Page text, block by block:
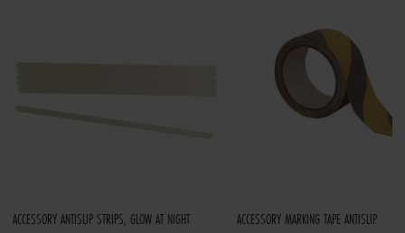
ACCESSORY ANTISLIP STRIPS, GLOW AT NIGHT ACCESSORY MARKING TAPE ANTISLIP